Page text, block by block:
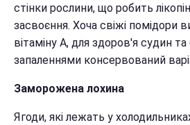
стінки рослини, що робить
засвоєння. Хоча свіжі помідори
вітаміну А, для здоров'я судин та
запаленнями консервований
Заморожена лохина
Ягоди, які лежать у